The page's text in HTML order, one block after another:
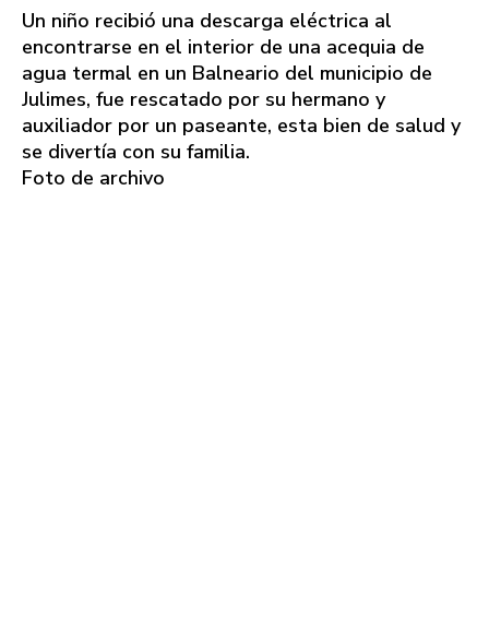
Un niño recibió una descarga eléctrica al
encontrarse en el interior de una acequia de
agua termal en un Balneario del municipio de
Julimes, fue rescatado por su hermano y
auxiliador por un paseante, esta bien de salud y
se divertía con su familia.
Foto de archivo